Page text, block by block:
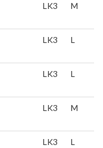
LK3 M
LK3 L
LK3 L
LK3 M
LK3 L